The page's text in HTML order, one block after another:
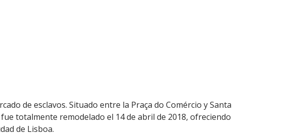
de esclavos. Situado entre la Praça do Comércio y Santa
totalmente remodelado el 14 de abril de 2018, ofreciendo
de Lisboa.